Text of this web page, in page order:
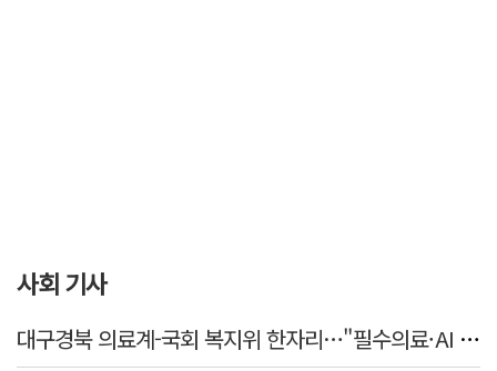
사회 기사
대구경북 의료계-국회 복지위 한자리…"필수의료·AI 바이오 협력 강화"